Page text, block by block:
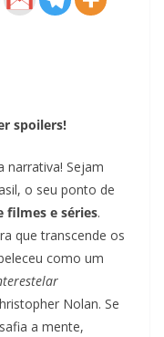
spoilers!
narrativa! Sejam
o seu ponto de
filmes e séries.
que transcende os
como um
Nolan. Se
a mente,